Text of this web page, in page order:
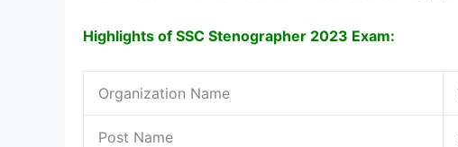
Highlights of SSC Stenographer 2023 Exam:
Organization Name
Post Name